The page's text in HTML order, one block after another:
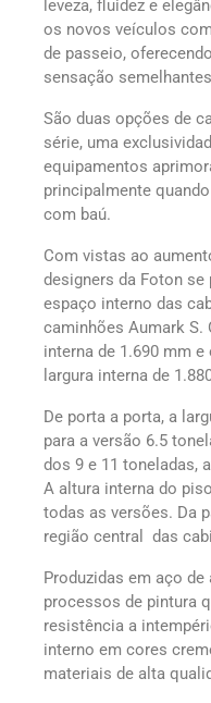
leveza, fluidez e
os novos veículos
de passeio,
sensação
São duas opções de
série, uma
equipamentos
principalmente
com baú.
Com vistas ao
designers da Foton
espaço interno das
caminhões Aumark S.
interna de 1.690 mm
largura interna de
De porta a porta, a
para a versão 6.5
dos 9 e 11 toneladas,
A altura interna do
todas as versões. Da
região central das
Produzidas em aço
processos de pintura
resistência a
interno em cores
materiais de alta